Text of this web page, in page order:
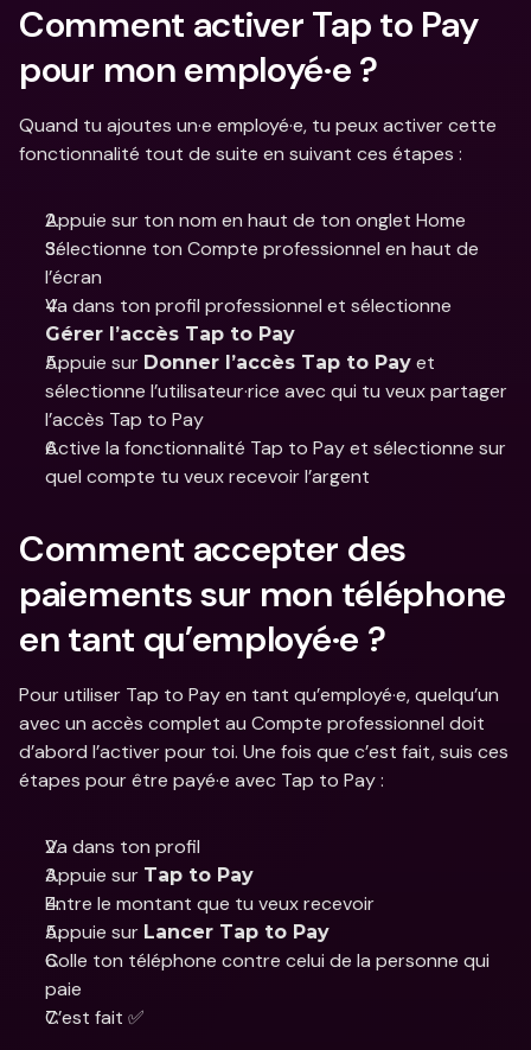
Comment activer Tap to Pay
pour mon employé·e ?
Quand tu ajoutes un·e employé·e, tu peux activer cette
fonctionnalité tout de suite en suivant ces étapes :
Appuie sur ton nom en haut de ton onglet Home
Sélectionne ton Compte professionnel en haut de
l’écran
Gérer l’accès Tap to Pay
Appuie sur Donner l’accès Tap to Pay et
sélectionne l’utilisateur·rice avec qui tu veux partager
l’accès Tap to Pay
Active la fonctionnalité Tap to Pay et sélectionne sur
quel compte tu veux recevoir l’argent
Comment accepter des
paiements sur mon téléphone
en tant qu’employé·e ?
Pour utiliser Tap to Pay en tant qu’employé·e, quelqu’un
avec un accès complet au Compte professionnel doit
d’abord l’activer pour toi. Une fois que c’est fait, suis ces
étapes pour être payé·e avec Tap to Pay :
Va dans ton profil
Appuie sur Tap to Pay
Entre le montant que tu veux recevoir
Appuie sur Lancer Tap to Pay
Colle ton téléphone contre celui de la personne qui
paie
C’est fait ✅